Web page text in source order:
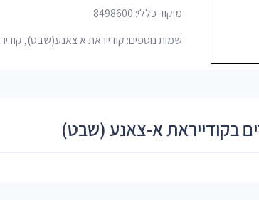
מיקוד כללי: 8498600
שמות נוספים: קודייראת א צאנע(שבט),
בקודייראת א-צאנע (שבט)